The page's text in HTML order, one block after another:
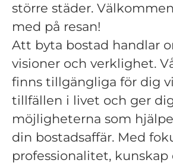
större städer.
med på resan!
Att byta bostad handlar
visioner och verklighet.
finns tillgängliga för dig
tillfällen i livet och ger
möjligheterna som
din bostadsaffär. Med
professionalitet, kunskap